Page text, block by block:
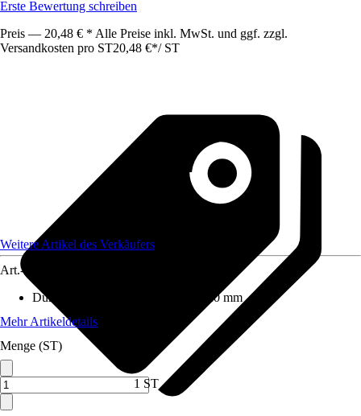
Erste Bewertung schreiben
Preis — 20,48 € * Alle Preise inkl. MwSt. und ggf. zzgl.
Versandkosten pro ST20,48 €*/ ST
Weitere Artikel des Verkäufers
Art.-Nr.
Durchmesser (von - bis)
20 mm - 20 mm
Mehr Artikeldetails
Menge (ST)
1 ST